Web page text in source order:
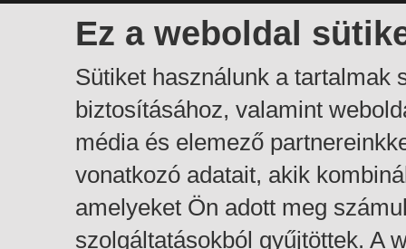
Ez a weboldal
Sütiket használunk a tartalmak
biztosításához, valamint
média és elemező
vonatkozó adatait, akik
amelyeket Ön adott meg
szolgáltatásokból gyűjtöttek. A